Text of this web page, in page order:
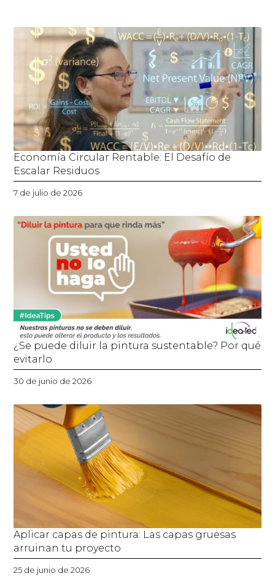
Economía Circular Rentable: El Desafío de
Escalar Residuos
7 de julio de 2026
¿Se puede diluir la pintura sustentable? Por qué
evitarlo
30 de junio de 2026
Aplicar capas de pintura: Las capas gruesas
arruinan tu proyecto
25 de junio de 2026